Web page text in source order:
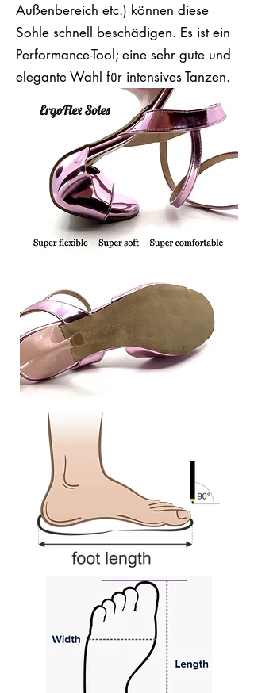
Außenbereich etc.) können diese
Sohle schnell beschädigen. Es ist ein
Performance-Tool; eine sehr gute und
elegante Wahl für intensives Tanzen.